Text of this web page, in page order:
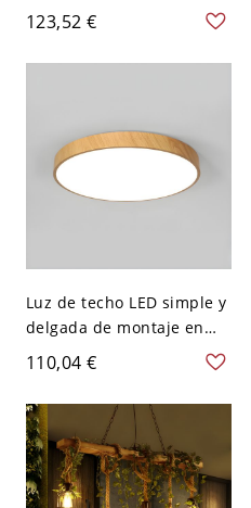
beige de estilo asiático,
montada en el techo en
forma oblonga de 16" de
123,52 €
Luz de techo LED simple y
delgada de montaje en
techo de metal para sala
de estar - 110 A 120 V
Blanco 22,86 cm
110,04 €